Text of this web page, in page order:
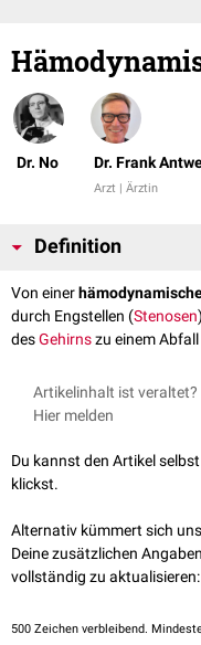
Dr. No Dr. Frank
Arzt | Ärztin
Definition
Von einer
durch Engstellen (Stenosen
desGehirnszu einem
Artikelinhalt ist veraltet?
Hier melden
Du kannst den Artikel
klickst.
Alternativ kümmert sich
Deine zusätzlichen
vollständig zu aktualisieren:
500 Zeichen verbleibend.